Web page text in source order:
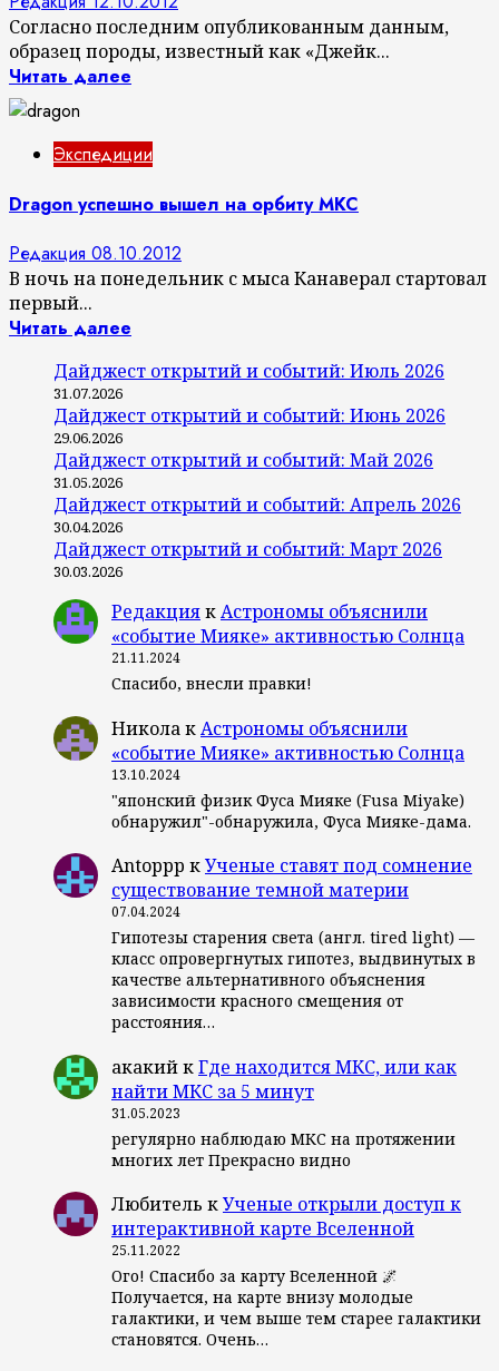
Согласно последним опубликованным данным,
образец породы, известный как «Джейк...
Читать далее
Экспедиции
Dragon успешно вышел на орбиту МКС
Редакция 08.10.2012
В ночь на понедельник с мыса Канаверал стартовал
первый...
Читать далее
Дайджест открытий и событий: Июль 2026
31.07.2026
Дайджест открытий и событий: Июнь 2026
29.06.2026
Дайджест открытий и событий: Май 2026
31.05.2026
Дайджест открытий и событий: Апрель 2026
30.04.2026
Дайджест открытий и событий: Март 2026
30.03.2026
РедакциякАстрономы объяснили
«событие Мияке» активностью Солнца
21.11.2024
Спасибо, внесли правки!
НиколакАстрономы объяснили
«событие Мияке» активностью Солнца
13.10.2024
"японский физик Фуса Мияке (Fusa Miyake)
обнаружил"-обнаружила, Фуса Мияке-дама.
Antoppp кУченые ставят под сомнение
существование темной материи
07.04.2024
Гипотезы старения света (англ. tired light) —
класс опровергнутых гипотез, выдвинутых в
качестве альтернативного объяснения
зависимости красного смещения от
расстояния…
акакийкГде находится МКС, или как
найти МКС за 5 минут
31.05.2023
регулярно наблюдаю МКС на протяжении
многих лет Прекрасно видно
Любитель кУченые открыли доступ к
интерактивной карте Вселенной
25.11.2022
Ого! Спасибо за карту Вселенной 🌌
Получается, на карте внизу молодые
галактики, и чем выше тем старее галактики
становятся. Очень…